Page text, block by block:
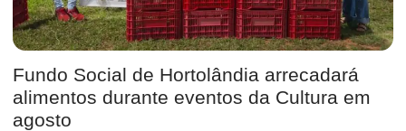
Fundo Social de Hortolândia arrecadará
alimentos durante eventos da Cultura em
agosto